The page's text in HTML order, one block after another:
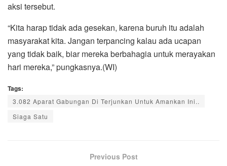
aksi tersebut.
“Kita harap tidak ada gesekan, karena buruh itu adalah
masyarakat kita. Jangan terpancing kalau ada ucapan
yang tidak baik, biar mereka berbahagia untuk merayakan
hari mereka,” pungkasnya.(WI)
Tags:
3.082 Aparat Gabungan Di Terjunkan Untuk Amankan Ini..
Siaga Satu
Previous Post